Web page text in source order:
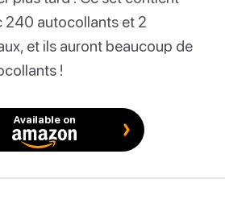
240 autocollants et 2
et ils auront beaucoup de
!
Available on